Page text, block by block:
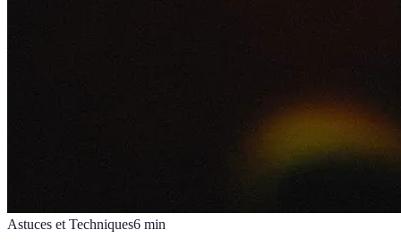
Astuces et Techniques6 min